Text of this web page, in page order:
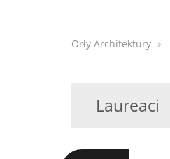
Orły Architektury
Laureaci